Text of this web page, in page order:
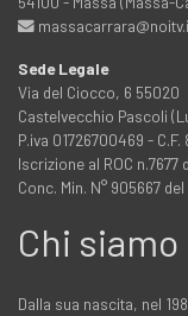
Sede Legale
Via del Ciocco, 6 55020
Castelvecchio Pascoli
P.iva 01726700469 -
Iscrizione al ROC
Conc. Min. N° 905667
Chi siamo
Dalla sua nascita, nel